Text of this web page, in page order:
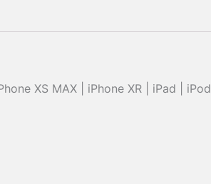
XS MAX | iPhone XR | iPad | iPod